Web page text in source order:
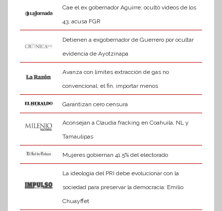
Cae el ex gobernador Aguirre; ocultó videos de los
43, acusa FGR
Detienen a exgobernador de Guerrero por ocultar
evidencia de Ayotzinapa
Avanza con límites extracción de gas no
convencional; el fin, importar menos
Garantizan cero censura
Aconsejan a Claudia fracking en Coahuila, NL y
Tamaulipas
Mujeres gobiernan 41.5% del electorado
La ideología del PRI debe evolucionar con la
sociedad para preservar la democracia: Emilio
Chuayffet